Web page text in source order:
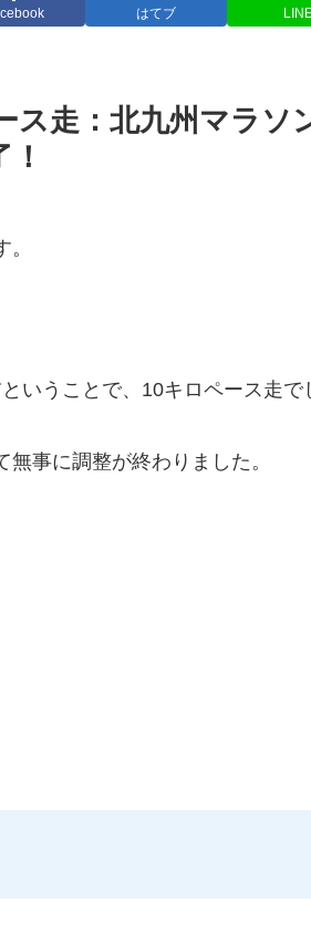
はてブ
ス走：北九州マラソ
いうことで、10キロペース走で
事に調整が終わりました。